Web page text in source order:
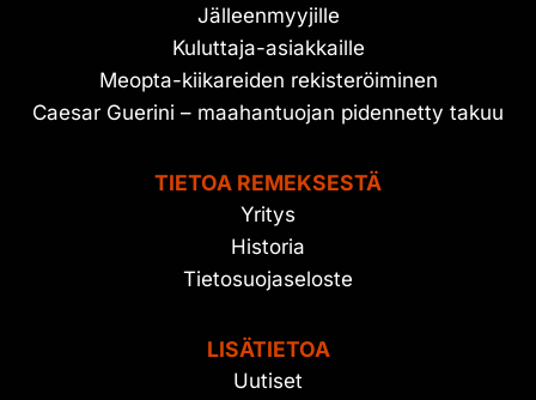
Jälleenmyyjille
Kuluttaja-asiakkaille
Meopta-kiikareiden rekisteröiminen
Caesar Guerini – maahantuojan pidennetty takuu
TIETOA REMEKSESTÄ
Yritys
Historia
Tietosuojaseloste
LISÄTIETOA
Uutiset